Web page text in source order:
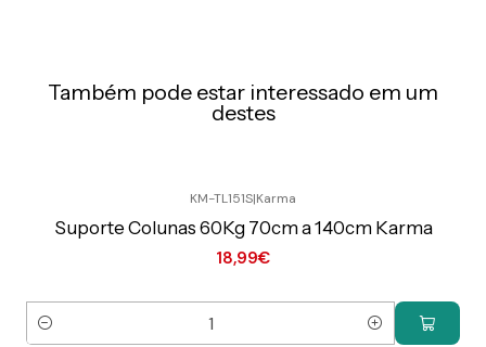
Também pode estar interessado em um
destes
KM-TL151S|Karma
Suporte Colunas 60Kg 70cm a 140cm Karma
18,99€
Quantidade